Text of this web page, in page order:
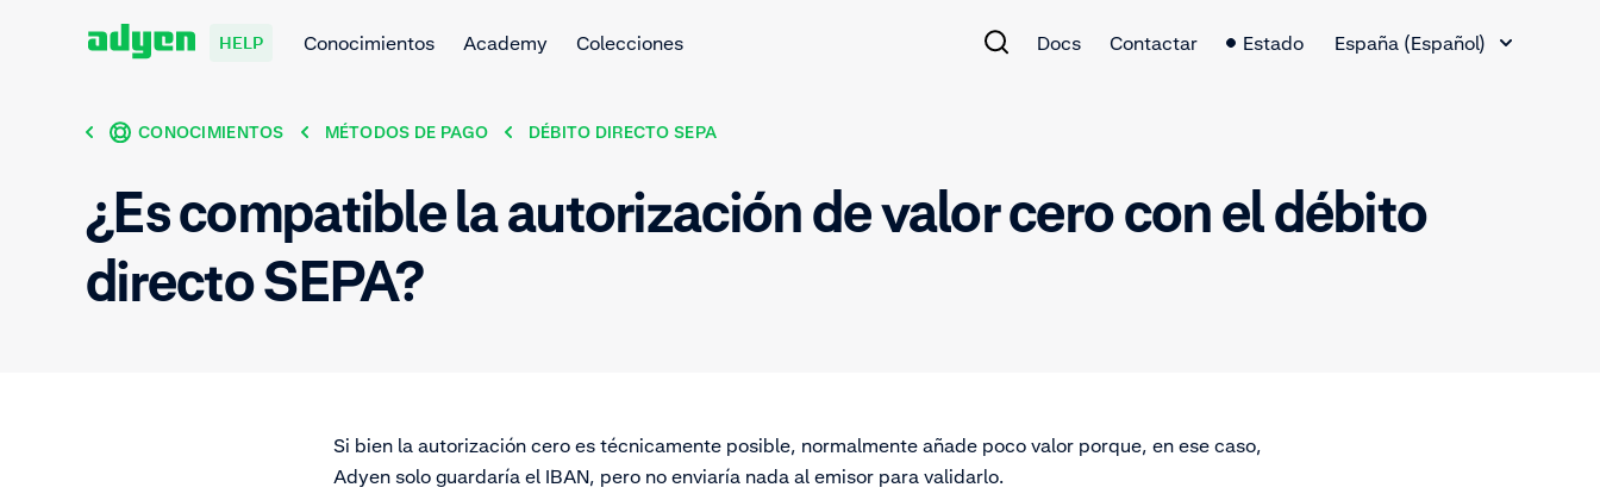
HELP Conocimientos Academy Colecciones Docs Contactar Estado
España (Español)
CONOCIMIENTOS MÉTODOS DE PAGO DÉBITO DIRECTO SEPA
¿Es compatible la autorización de valor cero con el débito
directo SEPA?
Si bien la autorización cero es técnicamente posible, normalmente añade poco valor porque, en ese caso,
Adyen solo guardaría el IBAN, pero no enviaría nada al emisor para validarlo.